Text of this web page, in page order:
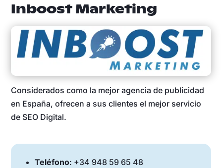
Inboost Marketing
Considerados como la mejor agencia de publicidad
en España, ofrecen a sus clientes el mejor servicio
de SEO Digital.
Teléfono: +34 948 59 65 48